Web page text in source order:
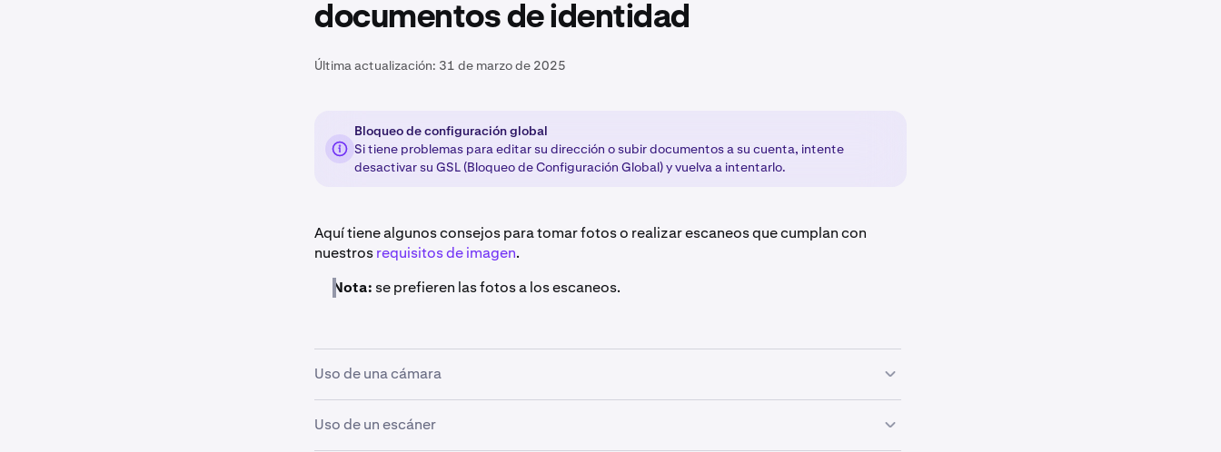
documentos de identidad
Última actualización: 31 de marzo de 2025
Bloqueo de configuración global
Si tiene problemas para editar su dirección o subir documentos a su cuenta, intente
desactivar su GSL (Bloqueo de Configuración Global) y vuelva a intentarlo.
Aquí tiene algunos consejos para tomar fotos o realizar escaneos que cumplan con
nuestrosrequisitos de imagen.
Nota: se prefieren las fotos a los escaneos.
Uso de una cámara
Si utiliza una cámara
Uso de un escáner